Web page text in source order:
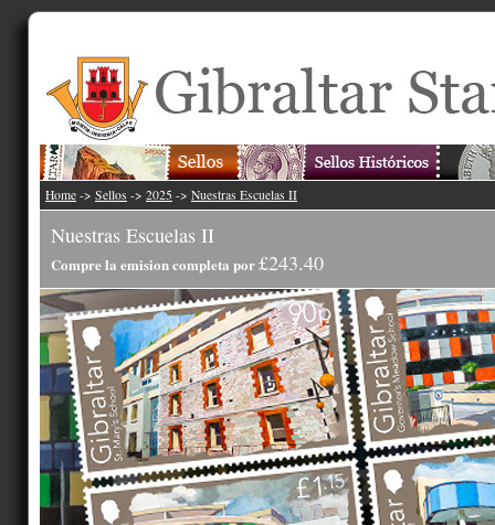
Home -> Sellos -> 2025 -> Nuestras Escuelas II
Nuestras Escuelas II
Compre la emision completa por£243.40